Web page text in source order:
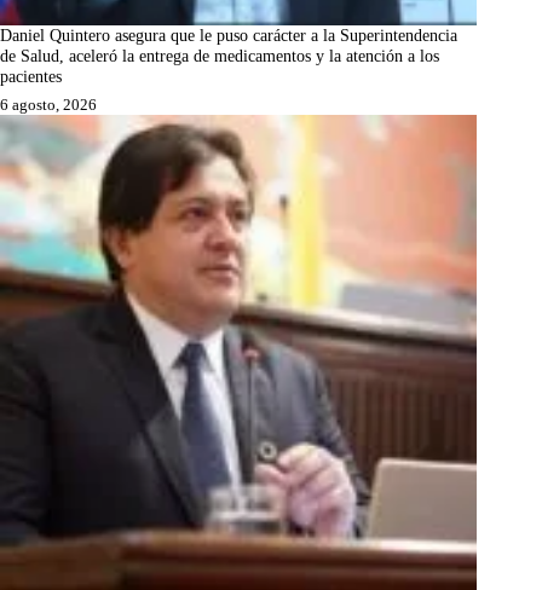
Daniel Quintero asegura que le puso carácter a la Superintendencia
de Salud, aceleró la entrega de medicamentos y la atención a los
pacientes
6 agosto, 2026